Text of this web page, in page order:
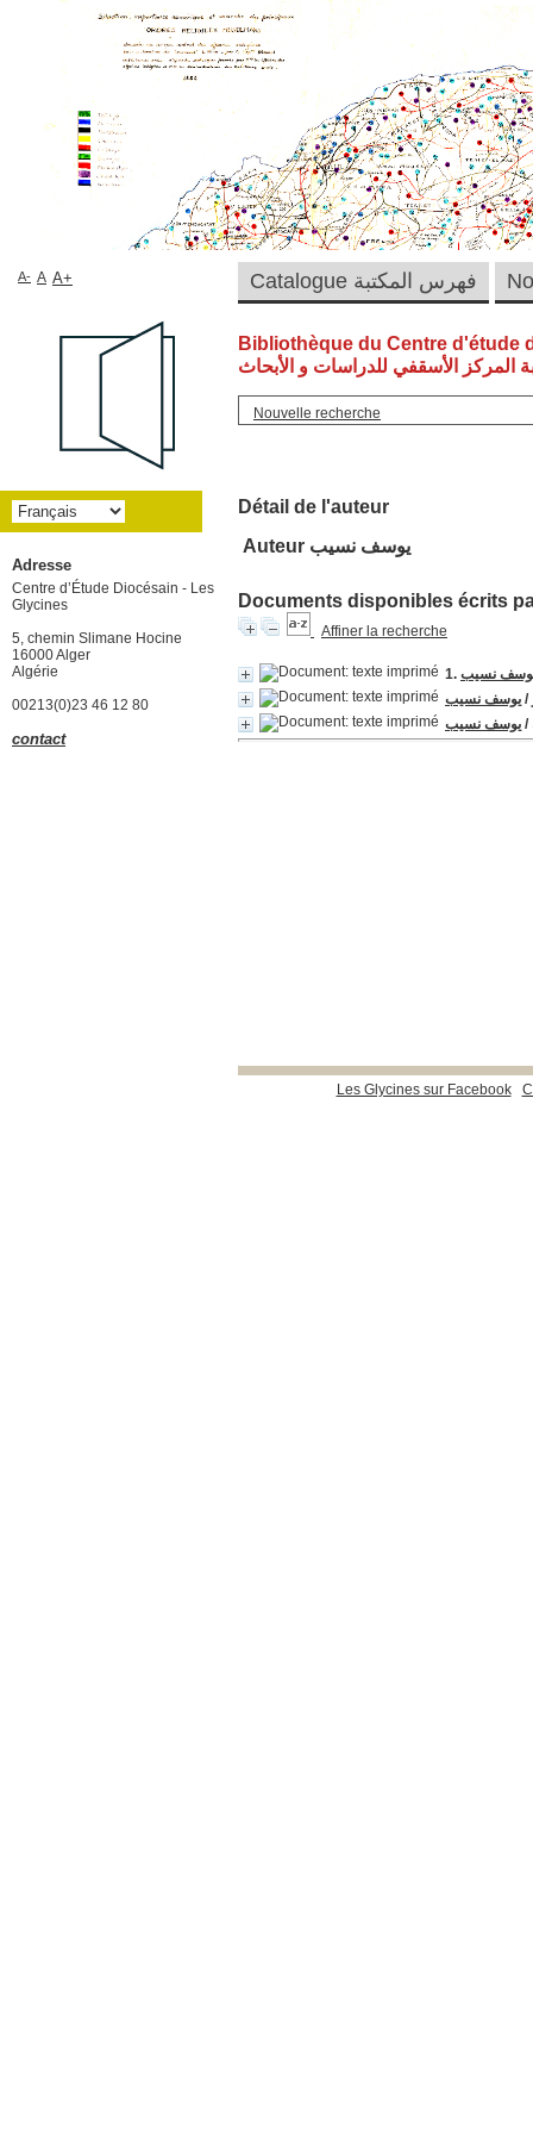
Bibliothèque du Centre d'étude
المركز الأسقفي للدراسات و الأبحاث
Nouvelle recherche
Détail de l'auteur
Auteur يوسف نسيب
Documents disponibles écrits
Affiner la recherche
نسيب
/ يوسف نسيب
/ يوسف نسيب
Les Glycines sur Facebook
Catalogue فهرس المكتبة A- A A+
Adresse
Centre d’Étude Diocésain - Les
Glycines
5, chemin Slimane Hocine
16000 Alger
Algérie
00213(0)23 46 12 80
contact